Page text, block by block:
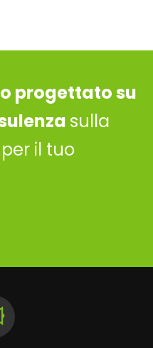
progettato su
sulla
il tuo